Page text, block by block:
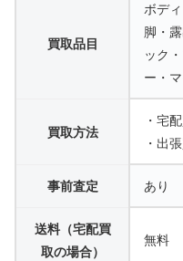
買取品目
ボデ
脚・
ック
ー・
買取方法
・宅
・出
事前査定 あり
送料（宅配買
取の場合）
無料